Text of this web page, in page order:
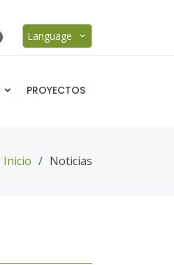
Language
PROYECTOS
Inicio Noticias